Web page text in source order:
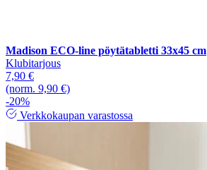
Madison ECO-line pöytätabletti 33x45 cm
Klubitarjous
7,90 €
(norm. 9,90 €)
-20%
Verkkokaupan varastossa